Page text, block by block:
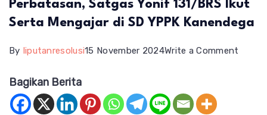
Perbatasan, Satgas Yonif 131/BRS Ikut
Serta Mengajar di SD YPPK Kanendega
By liputanresolusi15 November 2024Write a Comment
Bagikan Berita